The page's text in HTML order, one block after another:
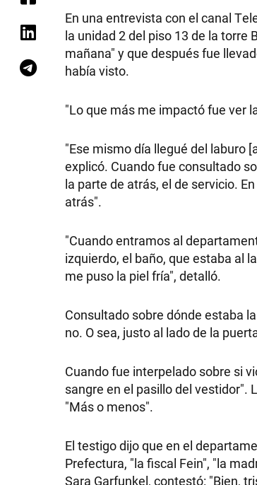
En una entrevista con el canal
la unidad 2 del piso 13 de la torre
mañana" y que después fue
había visto.
"Lo que más me impactó fue ver
"Ese mismo día llegué del laburo
explicó. Cuando fue consultado
la parte de atrás, el de servicio.
atrás".
"Cuando entramos al
izquierdo, el baño, que estaba al
me puso la piel fría", detalló.
Consultado sobre dónde estaba
no. O sea, justo al lado de la
Cuando fue interpelado sobre si
sangre en el pasillo del vestidor".
"Más o menos".
El testigo dijo que en el
Prefectura, "la fiscal Fein", "la
Sara Garfunkel, contestó: "Bien,